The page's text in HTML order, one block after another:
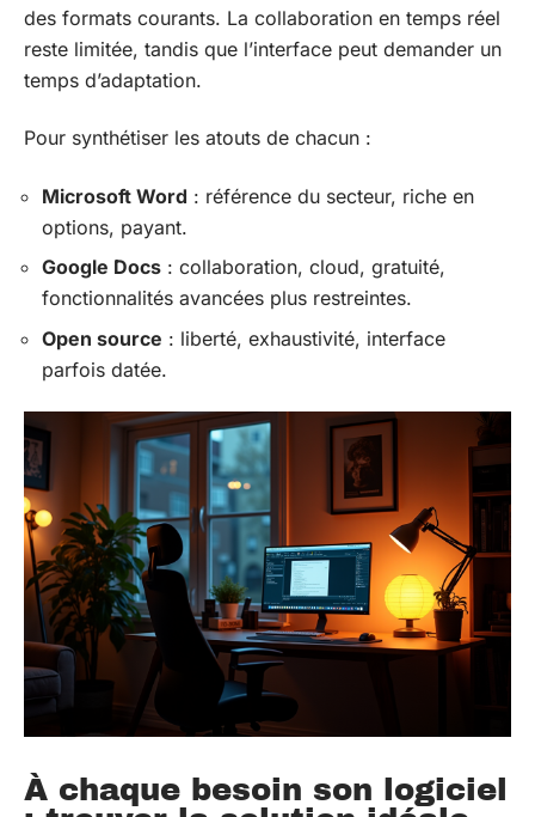
des formats courants. La collaboration en temps réel
reste limitée, tandis que l’interface peut demander un
temps d’adaptation.
Pour synthétiser les atouts de chacun :
Microsoft Word : référence du secteur, riche en
options, payant.
Google Docs : collaboration, cloud, gratuité,
fonctionnalités avancées plus restreintes.
Open source : liberté, exhaustivité, interface
parfois datée.
À chaque besoin son logiciel